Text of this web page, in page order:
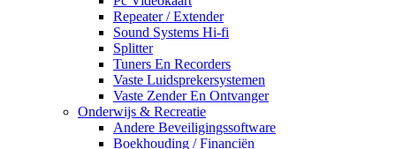
Repeater / Extender
Sound Systems Hi-fi
Splitter
Tuners En Recorders
Vaste Luidsprekersystemen
Vaste Zender En Ontvanger
Onderwijs & Recreatie
Andere Beveiligingssoftware
Boekhouding / Financiën